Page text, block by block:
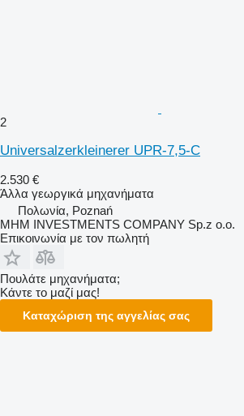
2
Universalzerkleinerer UPR-7,5-C
2.530 €
Άλλα γεωργικά μηχανήματα
Πολωνία, Poznań
MHM INVESTMENTS COMPANY Sp.z o.o.
Επικοινωνία με τον πωλητή
Πουλάτε μηχανήματα;
Κάντε το μαζί μας!
Καταχώριση της αγγελίας σας